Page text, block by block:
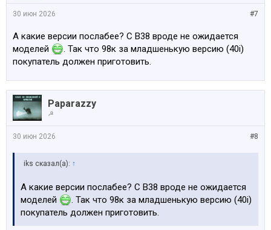
#7
30 июн 2026
А какие версии послабее? С B38 вроде не ожидается
моделей
. Так что 98к за младшенькую версию (40i)
покупатель должен приготовить.
Paparazzy
☭
#8
30 июн 2026
iks сказал(а): ↑
А какие версии послабее? С B38 вроде не ожидается
моделей
. Так что 98к за младшенькую версию (40i)
покупатель должен приготовить.